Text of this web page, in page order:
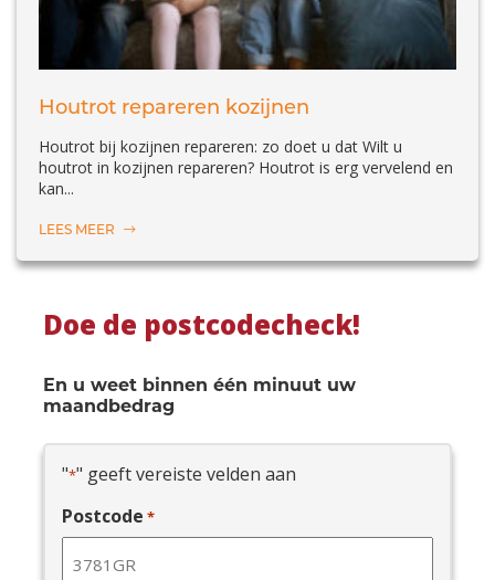
Houtrot repareren kozijnen
Houtrot bij kozijnen repareren: zo doet u dat Wilt u
houtrot in kozijnen repareren? Houtrot is erg vervelend en
kan...
LEES MEER
Doe de postcodecheck!
En u weet binnen één minuut uw
maandbedrag
"*" geeft vereiste velden aan
Postcode *